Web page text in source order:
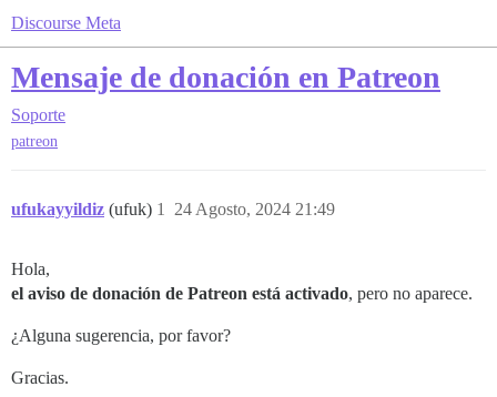
Discourse Meta
Mensaje de donación en Patreon
Soporte
patreon
ufukayyildiz (ufuk) 24 Agosto, 2024 21:49
1
Hola,
el aviso de donación de Patreon está activado, pero no aparece.
¿Alguna sugerencia, por favor?
Gracias.